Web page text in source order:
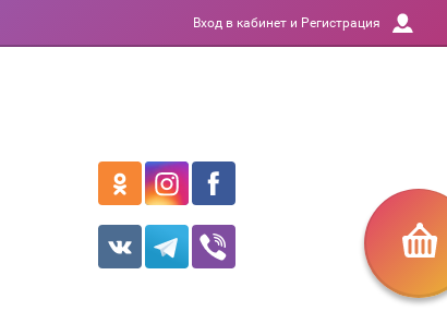
Вход в кабинет и Регистрация